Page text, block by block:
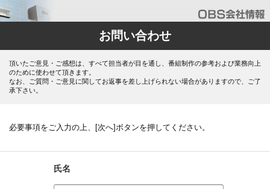
お問い合わせ
頂いたご意見・ご感想は、すべて担当者が目を通し、番組制作の参考および業務向上
のために使わせて頂きます。
なお、ご質問・ご意見に関してお返事を差し上げられない場合がありますので、ご了
承下さい。
必要事項をご入力の上、[次へ]ボタンを押してください。
氏名